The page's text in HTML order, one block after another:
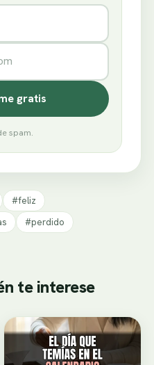
gratis
spam.
#feliz
#perdido
te interese